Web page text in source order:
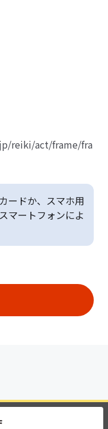
reiki/act/frame/fra
ードか、スマホ用
マートフォンによ